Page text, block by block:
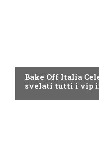
Bake Off Italia
svelati tutti i vip